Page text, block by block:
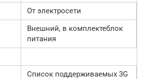
От электросети
Внешний, в комплектеблок
питания
Список поддерживаемых 3G